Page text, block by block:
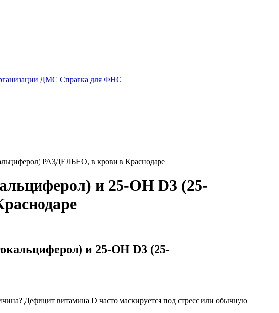
ДМС Справка для ФНС
РАЗДЕЛЬНО, в крови в Краснодаре
и 25-ОН D3 (25-
и 25-ОН D3 (25-
Дефицит витамина D часто маскируется под стресс или обычную